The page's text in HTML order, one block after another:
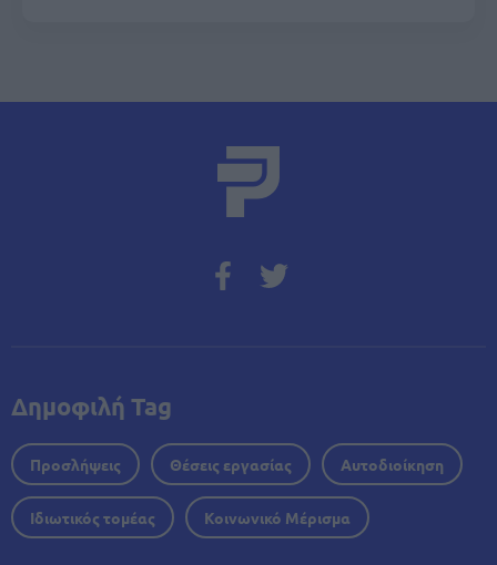
Δημοφιλή Tag
Προσλήψεις Θέσεις εργασίας Αυτοδιοίκηση
Ιδιωτικός τομέας Κοινωνικό Μέρισμα